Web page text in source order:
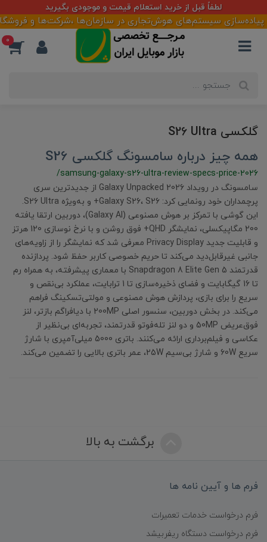
لطفاً قبل از خرید استعلام قیمت و موجودی بگیرید
پیاده‌سازی سیستم‌های هوش‌تجاری در سازمان‌ها ،شرکت‌ها و
0
گلکسی S26 Ultra
همه چیز درباره سامسونگ گلکسی S26
/samsung-galaxy-s26-ultra-review-specs-price-2026
سامسونگ در رویداد Galaxy Unpacked 2026 از جدیدترین سری
پرچمداران خود رونمایی کرد: Galaxy S26، S26+ و به‌ویژه S26 Ultra.
این گوشی با تمرکز بر هوش مصنوعی (Galaxy AI)، دوربین ارتقا یافته
200 مگاپیکسلی، نمایشگر QHD+ فوق روشن و با نرخ نوسازی 120 هرتز
و قابلیت جدید Privacy Display معرفی شد که نمایشگر را از زاویه‌های
جانبی غیرقابل‌دید می‌کند تا حریم خصوصی کاربر حفظ شود. پردازنده
قدرتمند Snapdragon 8 Elite Gen 5 با معماری پیشرفته، به همراه رم
تا 16 گیگابایت و فضای ذخیره‌سازی تا 1 ترابایت، عملکرد بی‌نقص و
سریع را برای بازی، پردازش هوش مصنوعی و مولتی‌تسکینگ فراهم
می‌کند. در بخش دوربین، سنسور اصلی 200MP با دیافراگم بازتر، لنز
فوق‌عریض 50MP و دو لنز تله‌فوتو قدرتمند، تجربه‌ای بی‌نظیر از
عکاسی و فیلم‌برداری ارائه می‌کنند. باتری 5000 میلی‌آمپری با شارژ
سریع 60W و شارژ بی‌سیم 25W، عمر باتری بالایی را تضمین می‌کند.
برگشت به بالا
فرم ها و آیین نامه ها
فرم درخواست خدمات تعمیرات
فرم درخواست دستگاه ریفربیشد